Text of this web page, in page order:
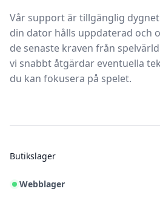
Vår support är tillgänglig
din dator hålls uppdaterad och
de senaste kraven från
vi snabbt åtgärdar eventuella
du kan fokusera på spelet.
Butikslager
Webblager